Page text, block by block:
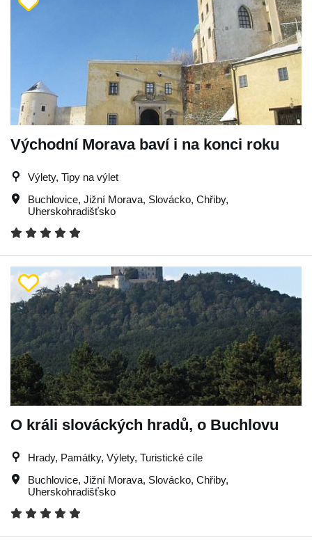
Východní Morava baví i na konci roku
Výlety, Tipy na výlet
Buchlovice, Jižní Morava, Slovácko, Chřiby,
Uherskohradišťsko
O králi slováckých hradů, o Buchlovu
Hrady, Památky, Výlety, Turistické cíle
Buchlovice, Jižní Morava, Slovácko, Chřiby,
Uherskohradišťsko